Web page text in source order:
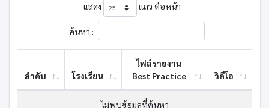
แสดง แถว ต่อหน้า
ค้นหา :
ลำดับ โรงเรียน
ไฟล์รายงาน
Best ​Practice
วิดีโอ
ไม่พบข้อมูลที่ค้นหา